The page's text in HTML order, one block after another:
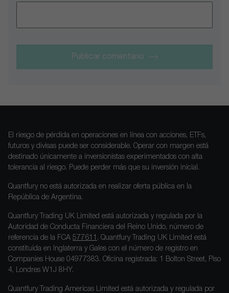
Publicar comentario
El riesgo de pérdida en operaciones en línea con acciones, ETFs,
futuros y divisas puede ser considerable. Operar con margen está
destinado únicamente a inversionistas experimentados con alta
tolerancia al riesgo. Puede perder más que su inversión inicial.
Quantfury no está autorizada en realizar oferta pública en la
República de Argentina.
Quantfury Trading UK Limited está autorizada y regulada por la
Autoridad de Conducta Financiera del Reino Unido, número de
referencia de la FCA 577611 . Quantfury Trading UK Limited está
constituida en Inglaterra y Gales con el número de registro en
Companies House 04977383. Oficina registrada: 1 Bolton Street, Piso
4, Londres W1J 8HY.
Quantfury Trading Americas Limited está autorizada y regulada por